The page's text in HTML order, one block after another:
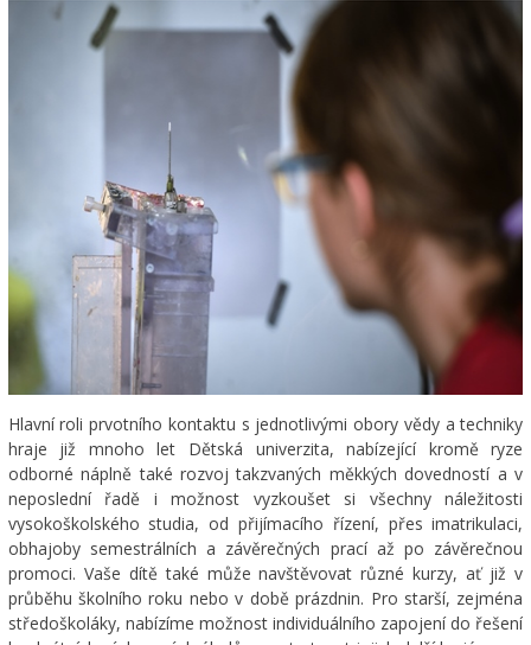
Hlavní roli prvotního kontaktu s jednotlivými obory vědy a techniky
hraje již mnoho let Dětská univerzita, nabízející kromě ryze
odborné náplně také rozvoj takzvaných měkkých dovedností a v
neposlední řadě i možnost vyzkoušet si všechny náležitosti
vysokoškolského studia, od přijímacího řízení, přes imatrikulaci,
obhajoby semestrálních a závěrečných prací až po závěrečnou
promoci. Vaše dítě také může navštěvovat různé kurzy, ať již v
průběhu školního roku nebo v době prázdnin. Pro starší, zejména
středoškoláky, nabízíme možnost individuálního zapojení do řešení